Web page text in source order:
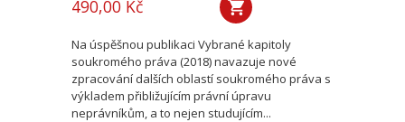
490,00 Kč
Na úspěšnou publikaci Vybrané kapitoly
soukromého práva (2018) navazuje nové
zpracování dalších oblastí soukromého práva s
výkladem přibližujícím právní úpravu
neprávníkům, a to nejen studujícím...